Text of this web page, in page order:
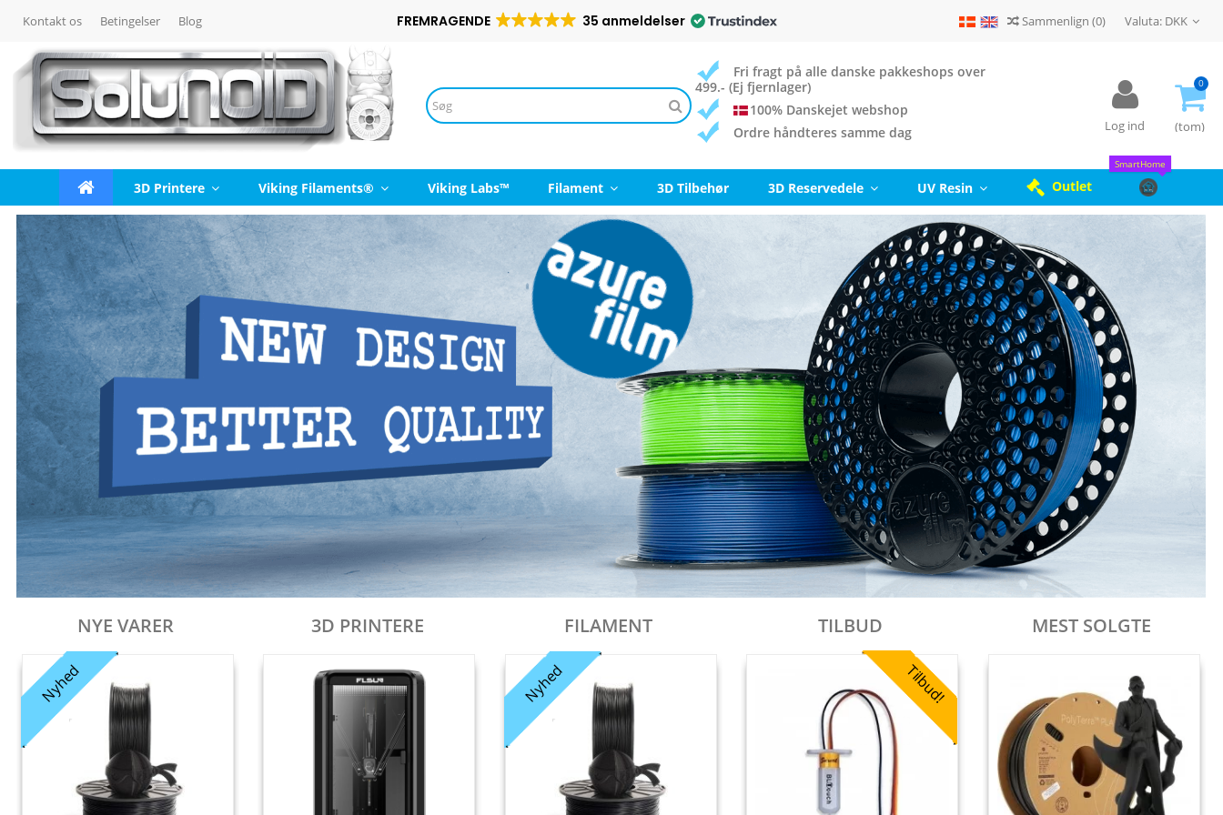
Betingelser Blog
Kontakt os FREMRAGENDE 35 anmeldelser Sammenlign (0) Valuta: DKK
Fri fragt på alle danske pakkeshops over
499.- (Ej fjernlager)
100% Danskejet webshop
Ordre håndteres samme dag
Log ind
0
(tom)
3D Printere Viking Filaments® Viking Labs™ Filament 3D Tilbehør 3D Reservedele UV Resin Outlet
SmartHome
NYE VARER
Nyhed
3D PRINTERE FILAMENT
Nyhed
TILBUD
Tilbud! Tilbud!
MEST SOLGTE